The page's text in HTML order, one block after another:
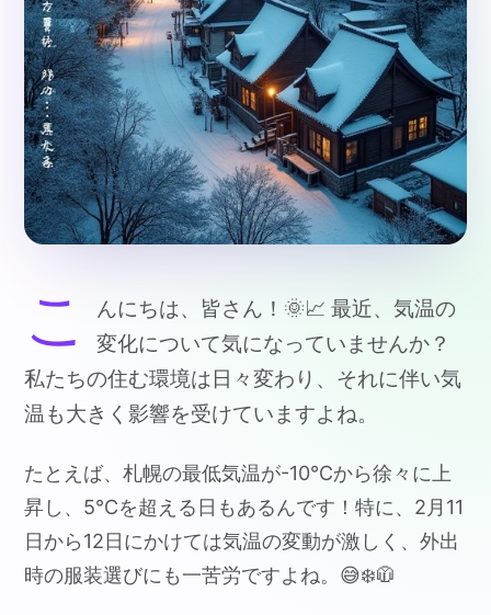
こ
んにちは、皆さん！🌞📈 最近、気温の
変化について気になっていませんか？
私たちの住む環境は日々変わり、それに伴い気
温も大きく影響を受けていますよね。
たとえば、札幌の最低気温が-10℃から徐々に上
昇し、5℃を超える日もあるんです！特に、2月11
日から12日にかけては気温の変動が激しく、外出
時の服装選びにも一苦労ですよね。😅❄️🧥